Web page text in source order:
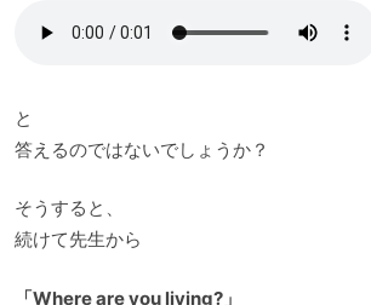
と
答えるのではないでしょうか？
そうすると、
続けて先生から
「Where are you living?」